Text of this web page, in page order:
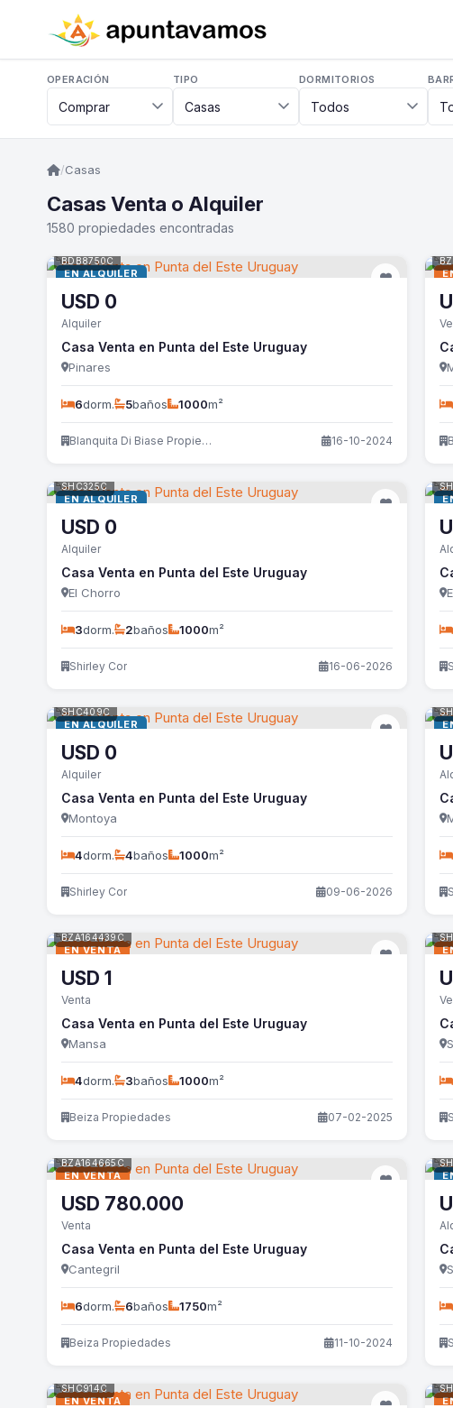
OPERACIÓN TIPO DORMITORIOS
/Casas
Casas Venta o Alquiler
1580 propiedades encontradas
EN ALQUILER
BDB8750C
USD 0
Alquiler
Casa Venta en Punta del Este Uruguay
Pinares
6dorm. 5baños 1000m²
Blanquita Di Biase Propiedades 16-10-2024
EN ALQUILER
SHC325C
USD 0
Alquiler
Casa Venta en Punta del Este Uruguay
El Chorro
3dorm. 2baños 1000m²
Shirley Cor 16-06-2026
EN ALQUILER
SHC409C
USD 0
Alquiler
Casa Venta en Punta del Este Uruguay
Montoya
4dorm. 4baños 1000m²
Shirley Cor 09-06-2026
EN VENTA
BZA164439C
USD 1
Venta
Casa Venta en Punta del Este Uruguay
Mansa
4dorm. 3baños 1000m²
Beiza Propiedades 07-02-2025
EN VENTA
BZA164665C
USD 780.000
Venta
Casa Venta en Punta del Este Uruguay
Cantegril
6dorm. 6baños 1750m²
Beiza Propiedades 11-10-2024
EN VENTA
SHC914C